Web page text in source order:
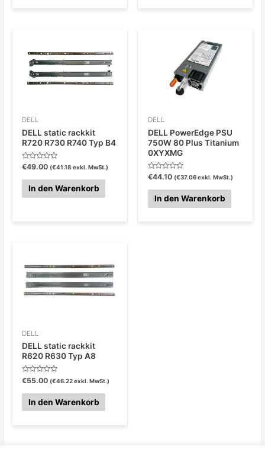
DELL
DELL static rackkit
R720 R730 R740 Typ B4
Bewertet
0
von
€49.00 (€41.18 exkl. MwSt.)
In den Warenkorb
DELL
DELL PowerEdge PSU
750W 80 Plus Titanium
0XYXMG
Bewertet
0
von
€44.10 (€37.06exkl. MwSt.)
In den Warenkorb
DELL
DELL static rackkit
R620 R630 Typ A8
Bewertet
mit
0
von
€55.00 (€46.22exkl. MwSt.)
In den Warenkorb